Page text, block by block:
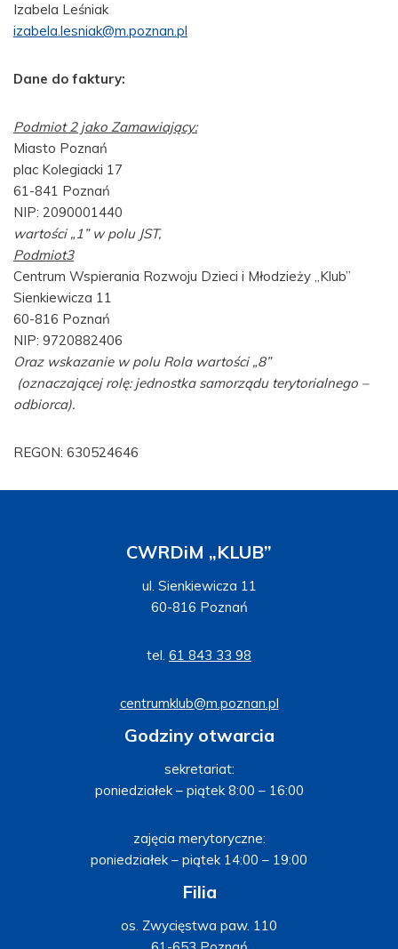
Izabela Leśniak
izabela.lesniak@m.poznan.pl
Dane do faktury:
Podmiot 2 jako Zamawiający:
Miasto Poznań
plac Kolegiacki 17
61-841 Poznań
NIP: 2090001440
wartości „1” w polu JST,
Podmiot3
Centrum Wspierania Rozwoju Dzieci i Młodzieży „Klub”
Sienkiewicza 11
60-816 Poznań
NIP: 9720882406
Oraz wskazanie w polu Rola wartości „8”
(oznaczającej rolę: jednostka samorządu terytorialnego –
odbiorca).
REGON: 630524646
CWRDiM „KLUB”
ul. Sienkiewicza 11
60-816 Poznań
tel. 61 843 33 98
centrumklub@m.poznan.pl
Godziny otwarcia
sekretariat:
poniedziałek – piątek 8:00 – 16:00
zajęcia merytoryczne:
poniedziałek – piątek 14:00 – 19:00
Filia
os. Zwycięstwa paw. 110